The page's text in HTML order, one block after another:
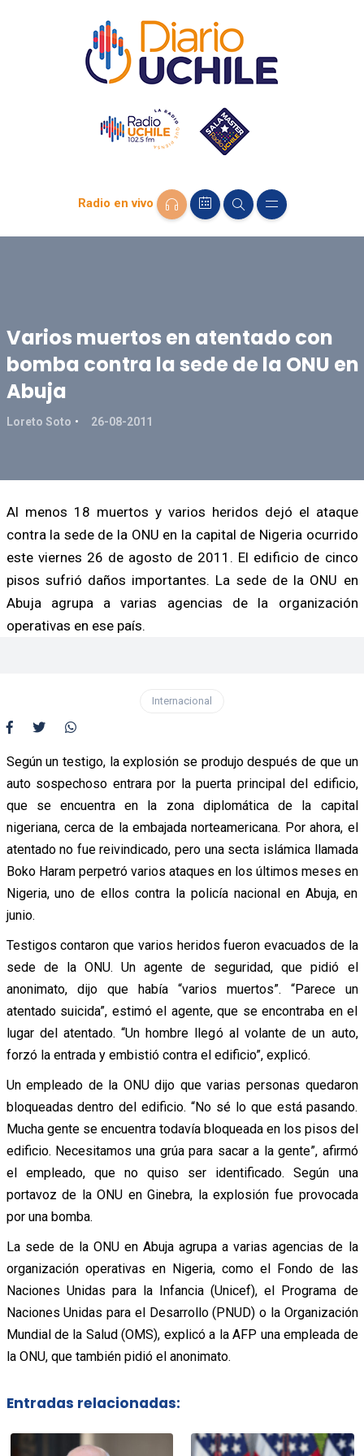
Radio en vivo
Varios muertos en atentado con
bomba contra la sede de la ONU en
Abuja
Loreto Soto 26-08-2011
Al menos 18 muertos y varios heridos dejó el ataque
contra la sede de la ONU en la capital de Nigeria ocurrido
este viernes 26 de agosto de 2011. El edificio de cinco
pisos sufrió daños importantes. La sede de la ONU en
Abuja agrupa a varias agencias de la organización
operativas en ese país.
Internacional
Según un testigo, la explosión se produjo después de que un
auto sospechoso entrara por la puerta principal del edificio,
que se encuentra en la zona diplomática de la capital
nigeriana, cerca de la embajada norteamericana. Por ahora, el
atentado no fue reivindicado, pero una secta islámica llamada
Boko Haram perpetró varios ataques en los últimos meses en
Nigeria, uno de ellos contra la policía nacional en Abuja, en
junio.
Testigos contaron que varios heridos fueron evacuados de la
sede de la ONU. Un agente de seguridad, que pidió el
anonimato, dijo que había “varios muertos”. “Parece un
atentado suicida”, estimó el agente, que se encontraba en el
lugar del atentado. “Un hombre llegó al volante de un auto,
forzó la entrada y embistió contra el edificio”, explicó.
Un empleado de la ONU dijo que varias personas quedaron
bloqueadas dentro del edificio. “No sé lo que está pasando.
Mucha gente se encuentra todavía bloqueada en los pisos del
edificio. Necesitamos una grúa para sacar a la gente”, afirmó
el empleado, que no quiso ser identificado. Según una
portavoz de la ONU en Ginebra, la explosión fue provocada
por una bomba.
La sede de la ONU en Abuja agrupa a varias agencias de la
organización operativas en Nigeria, como el Fondo de las
Naciones Unidas para la Infancia (Unicef), el Programa de
Naciones Unidas para el Desarrollo (PNUD) o la Organización
Mundial de la Salud (OMS), explicó a la AFP una empleada de
la ONU, que también pidió el anonimato.
Entradas relacionadas: